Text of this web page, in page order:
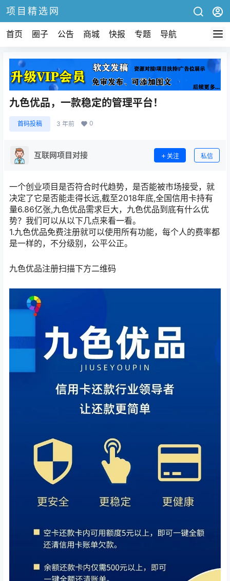
项目精选网
首页 圈子 公告 商城 快报 专题 导航
九色优品，一款稳定的管理平台！
首码投稿 3 年前 0
互联网项目对接 关注 私信
一个创业项目是否符合时代趋势，是否能被市场接受，就
决定了它是否能走得长远,截至2018年底,全国信用卡持有
量6.86亿张,九色优品需求巨大，九色优品到底有什么优
势？我们可以从以下几点来看一看。
1.九色优品免费注册就可以使用所有功能，每个人的费率都
是一样的，不分级别，公平公正。
九色优品注册扫描下方二维码